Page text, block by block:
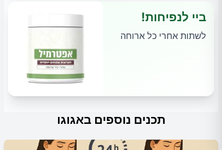
ביי לנפיחות!
לשתות אחרי כל ארוחה
תכנים נוספים באגוגו